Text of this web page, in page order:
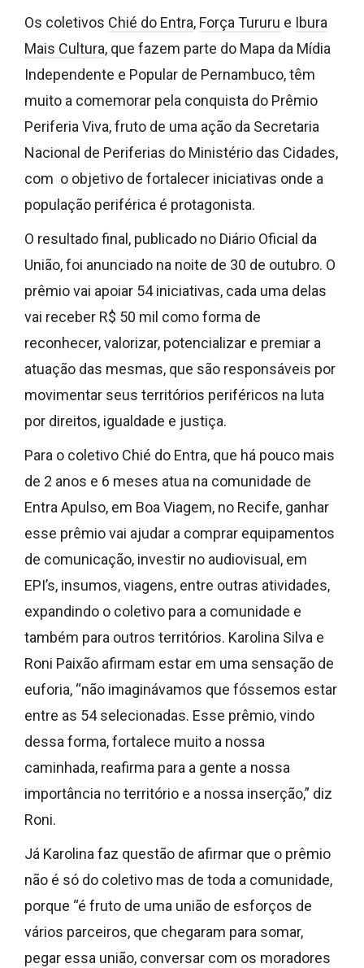
Os coletivos Chié do Entra, Força Tururu e Ibura
Mais Cultura, que fazem parte do Mapa da Mídia
Independente e Popular de Pernambuco, têm
muito a comemorar pela conquista do Prêmio
Periferia Viva, fruto de uma ação da Secretaria
Nacional de Periferias do Ministério das Cidades,
com o objetivo de fortalecer iniciativas onde a
população periférica é protagonista.
O resultado final, publicado no Diário Oficial da
União, foi anunciado na noite de 30 de outubro. O
prêmio vai apoiar 54 iniciativas, cada uma delas
vai receber R$ 50 mil como forma de
reconhecer, valorizar, potencializar e premiar a
atuação das mesmas, que são responsáveis por
movimentar seus territórios periféricos na luta
por direitos, igualdade e justiça.
Para o coletivo Chié do Entra, que há pouco mais
de 2 anos e 6 meses atua na comunidade de
Entra Apulso, em Boa Viagem, no Recife, ganhar
esse prêmio vai ajudar a comprar equipamentos
de comunicação, investir no audiovisual, em
EPI’s, insumos, viagens, entre outras atividades,
expandindo o coletivo para a comunidade e
também para outros territórios. Karolina Silva e
Roni Paixão afirmam estar em uma sensação de
euforia, “não imaginávamos que fóssemos estar
entre as 54 selecionadas. Esse prêmio, vindo
dessa forma, fortalece muito a nossa
caminhada, reafirma para a gente a nossa
importância no território e a nossa inserção,” diz
Roni.
Já Karolina faz questão de afirmar que o prêmio
não é só do coletivo mas de toda a comunidade,
porque “é fruto de uma união de esforços de
vários parceiros, que chegaram para somar,
pegar essa união, conversar com os moradores